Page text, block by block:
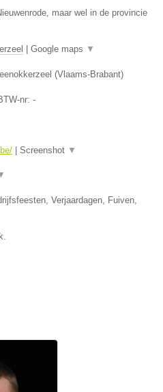
maar wel in de provincie
Google maps ▼
(Vlaams-Brabant)
nr: -
Screenshot ▼
Verjaardagen, Fuiven,